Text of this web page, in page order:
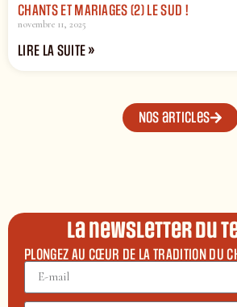
CHANTS ET MARIAGES (2) LE SUD !
novembre 11, 2025
LIRE LA SUITE »
Nos articles
La newsletter du
PLONGEZ AU CŒUR DE LA TRADITION DU